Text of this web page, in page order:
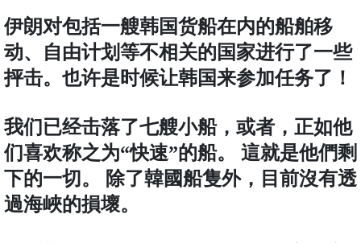
伊朗对包括一艘韩国货船在内的船舶移
动、自由计划等不相关的国家进行了一些
抨击。也许是时候让韩国来参加任务了！
我们已经击落了七艘小船，或者，正如他
们喜欢称之为“快速”的船。 這就是他們剩
下的一切。
除了韓國船隻外，目前沒有透
過海峽的損壞。